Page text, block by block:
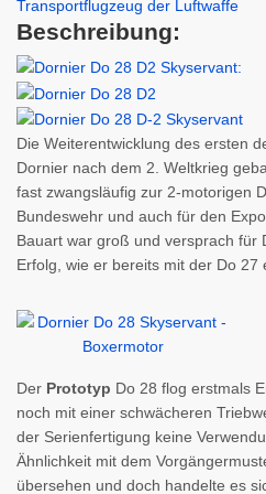
Beschreibung:
Die Weiterentwicklung des ersten
Dornier nach dem 2. Weltkrieg
fast zwangsläufig zur 2-motorigen
Bundeswehr und auch für den
Bauart war groß und versprach für
Erfolg, wie er bereits mit der Do 27
Der Prototyp Do 28 flog erstmals
noch mit einer schwächeren
der Serienfertigung keine
Ähnlichkeit mit dem
übersehen und doch handelte es